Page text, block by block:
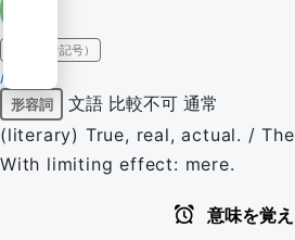
IPA（発音記号）
/ˈvɛɹi/
形容詞 文語 比較不可 通常
(literary) True, real, actual. /
With limiting effect: mere.
意味を覚